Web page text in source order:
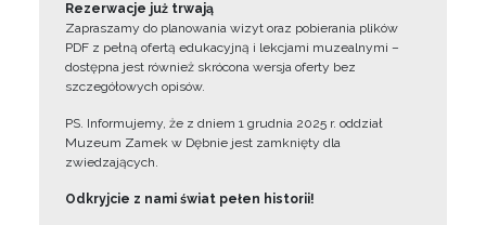
Rezerwacje już trwają
Zapraszamy do planowania wizyt oraz pobierania plików
PDF z pełną ofertą edukacyjną i lekcjami muzealnymi –
dostępna jest również skrócona wersja oferty bez
szczegółowych opisów.
PS. Informujemy, że z dniem 1 grudnia 2025 r. oddział
Muzeum Zamek w Dębnie jest zamknięty dla
zwiedzających.
Odkryjcie z nami świat pełen historii!